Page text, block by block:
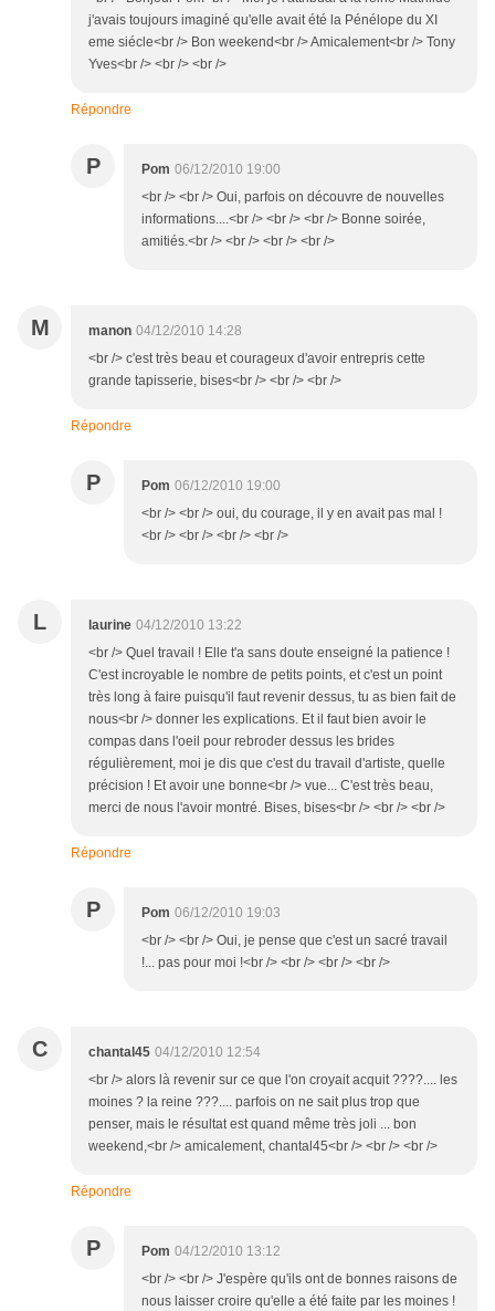
j'avais toujours imaginé qu'elle avait été la Pénélope du XI
eme siécle<br /> Bon weekend<br /> Amicalement<br /> Tony
Yves<br /> <br /> <br />
Répondre
P Pom 06/12/2010 19:00
<br /> <br /> Oui, parfois on découvre de nouvelles
informations....<br /> <br /> <br /> Bonne soirée,
amitiés.<br /> <br /> <br /> <br />
M manon 04/12/2010 14:28
<br /> c'est très beau et courageux d'avoir entrepris cette
grande tapisserie, bises<br /> <br /> <br />
Répondre
P Pom 06/12/2010 19:00
<br /> <br /> oui, du courage, il y en avait pas mal !
<br /> <br /> <br /> <br />
L laurine 04/12/2010 13:22
<br /> Quel travail ! Elle t'a sans doute enseigné la patience !
C'est incroyable le nombre de petits points, et c'est un point
très long à faire puisqu'il faut revenir dessus, tu as bien fait de
nous<br /> donner les explications. Et il faut bien avoir le
compas dans l'oeil pour rebroder dessus les brides
régulièrement, moi je dis que c'est du travail d'artiste, quelle
précision ! Et avoir une bonne<br /> vue... C'est très beau,
merci de nous l'avoir montré. Bises, bises<br /> <br /> <br />
Répondre
P Pom 06/12/2010 19:03
<br /> <br /> Oui, je pense que c'est un sacré travail
!... pas pour moi !<br /> <br /> <br /> <br />
C chantal45 04/12/2010 12:54
<br /> alors là revenir sur ce que l'on croyait acquit ????.... les
moines ? la reine ???.... parfois on ne sait plus trop que
penser, mais le résultat est quand même très joli ... bon
weekend,<br /> amicalement, chantal45<br /> <br /> <br />
Répondre
P Pom 04/12/2010 13:12
<br /> <br /> J'espère qu'ils ont de bonnes raisons de
nous laisser croire qu'elle a été faite par les moines !